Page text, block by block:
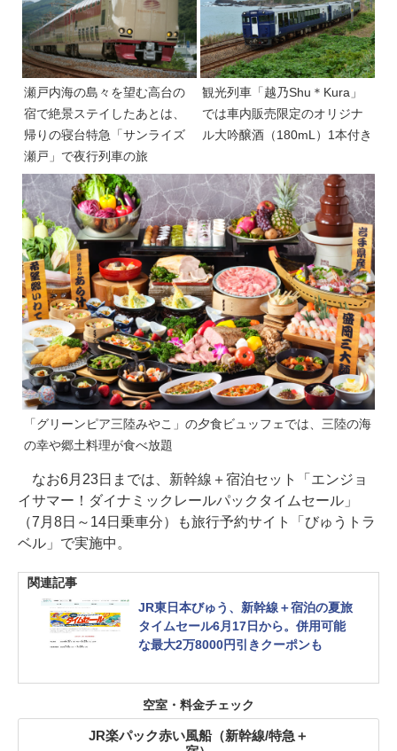
瀬戸内海の島々を望む高台の
宿で絶景ステイしたあとは、
帰りの寝台特急「サンライズ
瀬戸」で夜行列車の旅
観光列車「越乃Shu＊Kura」
では車内販売限定のオリジナ
ル大吟醸酒（180mL）1本付き
「グリーンピア三陸みやこ」の夕食ビュッフェでは、三陸の海
の幸や郷土料理が食べ放題
なお6月23日までは、新幹線＋宿泊セット「エンジョ
イサマー！ダイナミックレールパックタイムセール」
（7月8日～14日乗車分）も旅行予約サイト「びゅうトラ
ベル」で実施中。
関連記事
JR東日本びゅう、新幹線＋宿泊の夏旅
タイムセール6月17日から。併用可能
な最大2万8000円引きクーポンも
空室・料金チェック
JR楽パック赤い風船（新幹線/特急＋